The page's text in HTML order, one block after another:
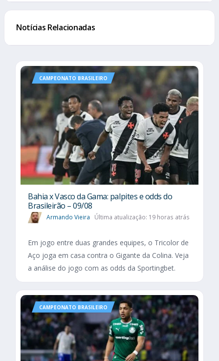
Notícias Relacionadas
CAMPEONATO BRASILEIRO
Bahia x Vasco da Gama: palpites e odds do
Brasileirão – 09/08
Armando Vieira Última atualização: 19 horas atrás
Em jogo entre duas grandes equipes, o Tricolor de
Aço joga em casa contra o Gigante da Colina. Veja
a análise do jogo com as odds da Sportingbet.
CAMPEONATO BRASILEIRO